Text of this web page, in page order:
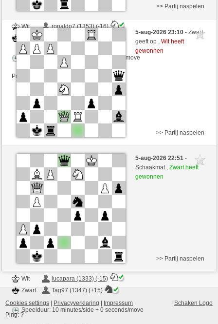
Wit
ronaldo7 (1353) (-16)
Zwart
Tag97 (1361) (+16)
Speelduur: 4 minutes/side + 1 seconds/move
Partij telt mee voor de ranglijst
>> Partij naspelen
5-aug-2026 23:10- Zwart
geeft op ,Wit heeft
gewonnen
Wit
nanorey (1978) (+1)
Tag97 (1362) (-1)
Speelduur: 15 minutes/side + 0 seconds/move
Partij telt mee voor de ranglijst
>> Partij naspelen
5-aug-2026 22:51-
Schaakmat ,Zwart heeft
gewonnen
Wit
lucapara (1333) (-15)
Zwart
Tag97 (1347) (+15)
Speelduur: 10 minutes/side + 0 seconds/move
>> Partij naspelen
Schaken Logo
Cookies settings Privacyverklaring
Impressum
Ping:?